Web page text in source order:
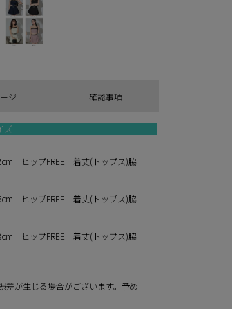
ジ 確認事項
ズ
ヒップFREE 着丈(トップス)脇
ヒップFREE 着丈(トップス)脇
ヒップFREE 着丈(トップス)脇
が生じる場合がございます。予め